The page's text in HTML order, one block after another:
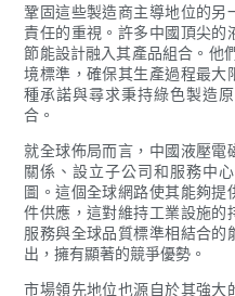
鞏固這些製造商主導地位的另
責任的重視。許多中國頂尖的
節能設計融入其產品組合。他
境標準，確保其生產過程最大
種承諾與尋求秉持綠色製造
合。
就全球佈局而言，中國液壓電
關係、設立子公司和服務中
圖。這個全球網路使其能夠提
件供應，這對維持工業設施的
服務與全球品質標準相結合的
出，擁有顯著的競爭優勢。
市場領先地位也源自於其強大